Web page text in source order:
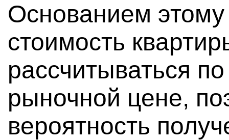
Основанием этому
стоимость
рассчитываться
рыночной цене,
вероятность